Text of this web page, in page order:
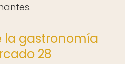
la gastronomía
28